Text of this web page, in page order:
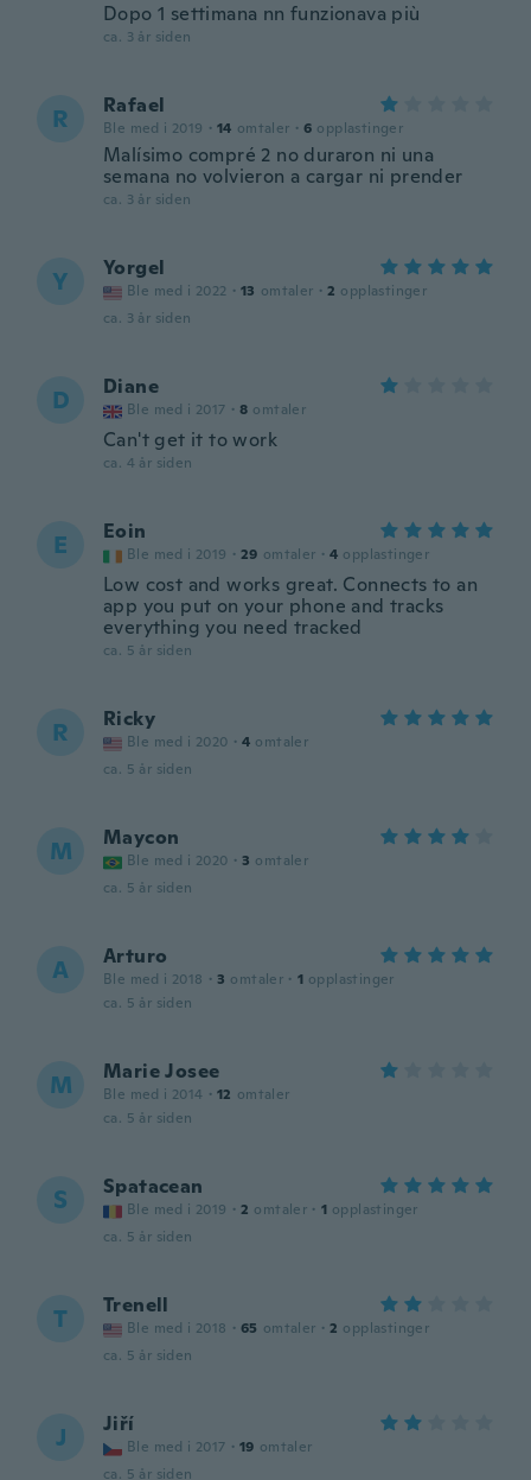
Dopo 1 settimana nn funzionava più
ca. 3 år siden
R Rafael
Ble med i 2019 · 14 omtaler · 6 opplastinger
Malísimo compré 2 no duraron ni una
semana no volvieron a cargar ni prender
ca. 3 år siden
Y Yorgel
Ble med i 2022 · 13 omtaler · 2 opplastinger
ca. 3 år siden
D Diane
Ble med i 2017 · 8 omtaler
Can't get it to work
ca. 4 år siden
E Eoin
Ble med i 2019 · 29 omtaler · 4 opplastinger
Low cost and works great. Connects to an
app you put on your phone and tracks
everything you need tracked
ca. 5 år siden
R Ricky
Ble med i 2020 · 4 omtaler
ca. 5 år siden
M Maycon
Ble med i 2020 · 3 omtaler
ca. 5 år siden
A Arturo
Ble med i 2018 · 3 omtaler · 1 opplastinger
ca. 5 år siden
M Marie Josee
Ble med i 2014 · 12 omtaler
ca. 5 år siden
S Spatacean
Ble med i 2019 · 2 omtaler · 1 opplastinger
ca. 5 år siden
T Trenell
Ble med i 2018 · 65 omtaler · 2 opplastinger
ca. 5 år siden
J Jiří
Ble med i 2017 · 19 omtaler
ca. 5 år siden